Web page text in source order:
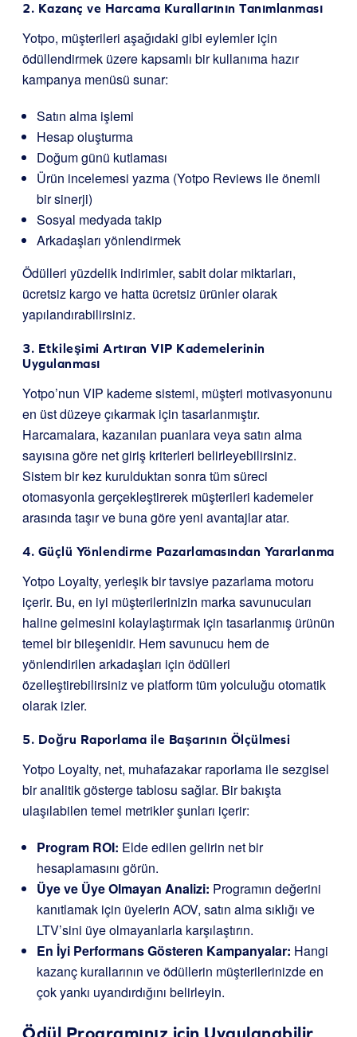
2. Kazanç ve Harcama Kurallarının Tanımlanması
Yotpo, müşterileri aşağıdaki gibi eylemler için
ödüllendirmek üzere kapsamlı bir kullanıma hazır
kampanya menüsü sunar:
Satın alma işlemi
Hesap oluşturma
Doğum günü kutlaması
Ürün incelemesi yazma (Yotpo Reviews ile önemli
bir sinerji)
Sosyal medyada takip
Arkadaşları yönlendirmek
Ödülleri yüzdelik indirimler, sabit dolar miktarları,
ücretsiz kargo ve hatta ücretsiz ürünler olarak
yapılandırabilirsiniz.
3. Etkileşimi Artıran VIP Kademelerinin
Uygulanması
Yotpo’nun VIP kademe sistemi, müşteri motivasyonunu
en üst düzeye çıkarmak için tasarlanmıştır.
Harcamalara, kazanılan puanlara veya satın alma
sayısına göre net giriş kriterleri belirleyebilirsiniz.
Sistem bir kez kurulduktan sonra tüm süreci
otomasyonla gerçekleştirerek müşterileri kademeler
arasında taşır ve buna göre yeni avantajlar atar.
4. Güçlü Yönlendirme Pazarlamasından Yararlanma
Yotpo Loyalty, yerleşik bir tavsiye pazarlama motoru
içerir. Bu, en iyi müşterilerinizin marka savunucuları
haline gelmesini kolaylaştırmak için tasarlanmış ürünün
temel bir bileşenidir. Hem savunucu hem de
yönlendirilen arkadaşları için ödülleri
özelleştirebilirsiniz ve platform tüm yolculuğu otomatik
olarak izler.
5. Doğru Raporlama ile Başarının Ölçülmesi
Yotpo Loyalty, net, muhafazakar raporlama ile sezgisel
bir analitik gösterge tablosu sağlar. Bir bakışta
ulaşılabilen temel metrikler şunları içerir:
Program ROI: Elde edilen gelirin net bir
hesaplamasını görün.
Üye ve Üye Olmayan Analizi: Programın değerini
kanıtlamak için üyelerin AOV, satın alma sıklığı ve
LTV’sini üye olmayanlarla karşılaştırın.
En İyi Performans Gösteren Kampanyalar: Hangi
kazanç kurallarının ve ödüllerin müşterilerinizde en
çok yankı uyandırdığını belirleyin.